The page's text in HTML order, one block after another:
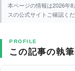
本ページの情報は2026年
スの公式サイトご確認くだ
PROFILE
この記事の執